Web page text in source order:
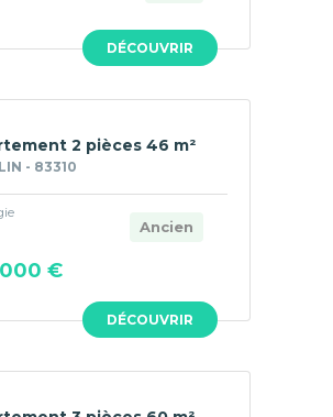
DÉCOUVRIR
DÉCOUVRIR
2 pièces 46 m²
- 83310
Ancien
€